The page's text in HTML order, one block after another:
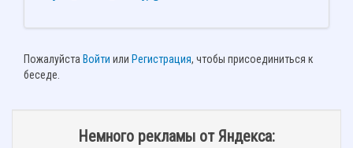
Пожалуйста Войти или Регистрация, чтобы присоединиться к
беседе.
Немного рекламы от Яндекса: